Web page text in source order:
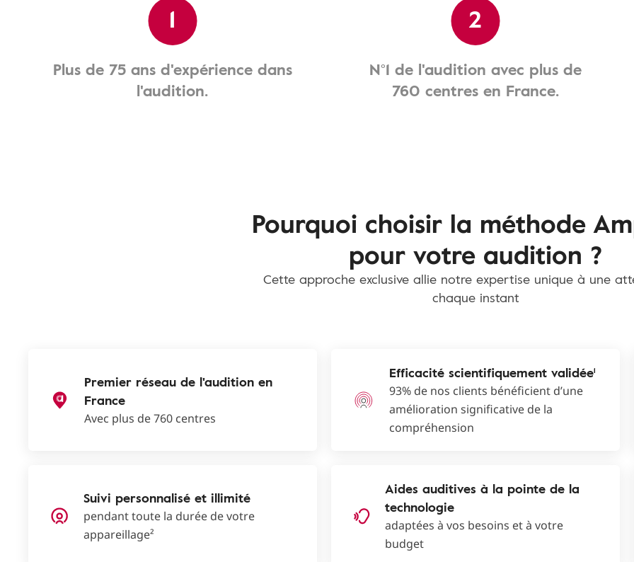
1
Plus de 75 ans d'expérience dans
l'audition.
2
N°1 de l'audition avec plus de
760 centres en France.
Pourquoi choisir la méthode
pour votre audition ?
Cette approche exclusive allie notre expertise unique à une
chaque instant
Premier réseau de l'audition en
France
Avec plus de 760 centres
Efficacité scientifiquement validée¹
93% de nos clients bénéficient d’une
amélioration significative de la
compréhension
Suivi personnalisé et illimité
pendant toute la durée de votre
appareillage²
Aides auditives à la pointe de la
technologie
adaptées à vos besoins et à votre
budget